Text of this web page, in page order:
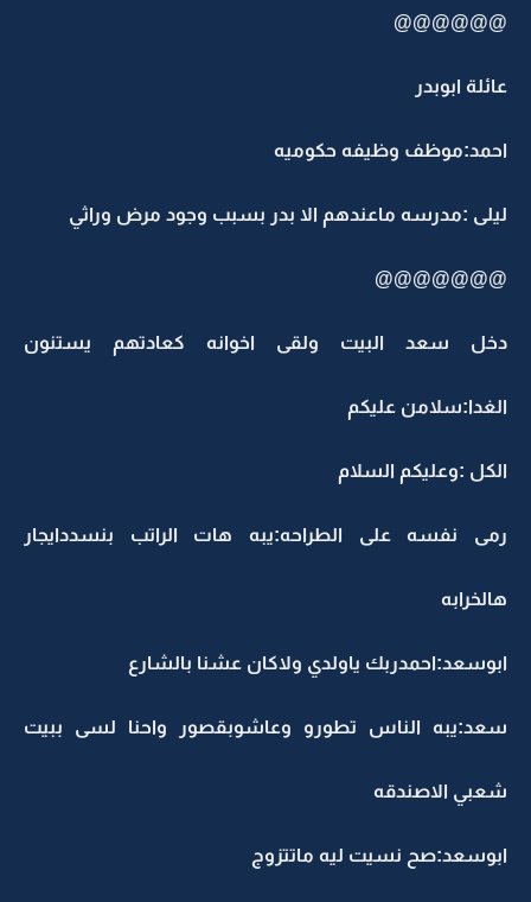
@@@@@@
عائلة ابوبدر
احمد:موظف وظيفه حكوميه
ليلى :مدرسه ماعندهم الا بدر بسبب وجود مرض وراثي
@@@@@@@
دخل سعد البيت ولقى اخوانه كعادتهم يستنون
الغدا:سلامن عليكم
الكل :وعليكم السلام
رمى نفسه على الطراحه:يبه هات الراتب بنسددايجار
هالخرابه
ابوسعد:احمدربك ياولدي ولاكان عشنا بالشارع
سعد:يبه الناس تطورو وعاشوبقصور واحنا لسى ببيت
شعبي الاصندقه
ابوسعد:صح نسيت ليه ماتتزوج